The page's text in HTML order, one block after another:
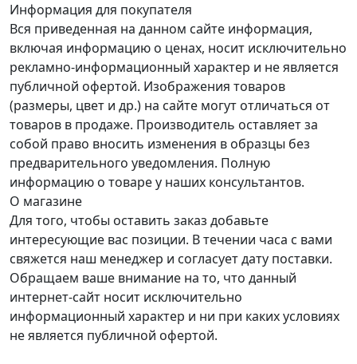
Информация для покупателя
Вся приведенная на данном сайте информация,
включая информацию о ценах, носит исключительно
рекламно-информационный характер и не является
публичной офертой. Изображения товаров
(размеры, цвет и др.) на сайте могут отличаться от
товаров в продаже. Производитель оставляет за
собой право вносить изменения в образцы без
предварительного уведомления. Полную
информацию о товаре у наших консультантов.
О магазине
Для того, чтобы оставить заказ добавьте
интересующие вас позиции. В течении часа с вами
свяжется наш менеджер и согласует дату поставки.
Обращаем ваше внимание на то, что данный
интернет-сайт носит исключительно
информационный характер и ни при каких условиях
не является публичной офертой.